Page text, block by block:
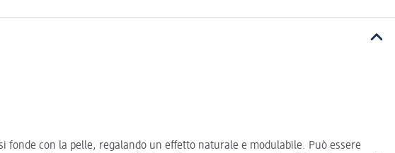
fonde con la pelle, regalando un effetto naturale e modulabile. Può essere